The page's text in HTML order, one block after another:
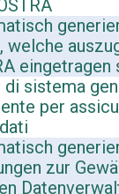
welche
eingetragen
di sistema
per
zur